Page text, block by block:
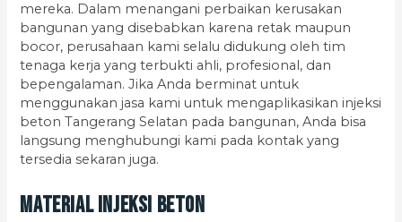
mereka. Dalam menangani perbaikan kerusakan
bangunan yang disebabkan karena retak maupun
bocor, perusahaan kami selalu didukung oleh tim
tenaga kerja yang terbukti ahli, profesional, dan
bepengalaman. Jika Anda berminat untuk
menggunakan jasa kami untuk mengaplikasikan injeksi
beton Tangerang Selatan pada bangunan, Anda bisa
langsung menghubungi kami pada kontak yang
tersedia sekaran juga.
Material Injeksi Beton